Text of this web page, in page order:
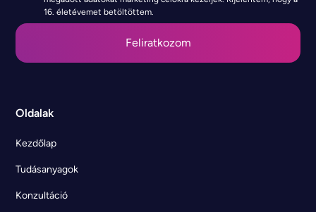
16. életévemet betöltöttem.
Oldalak
Kezdőlap
Tudásanyagok
Konzultáció